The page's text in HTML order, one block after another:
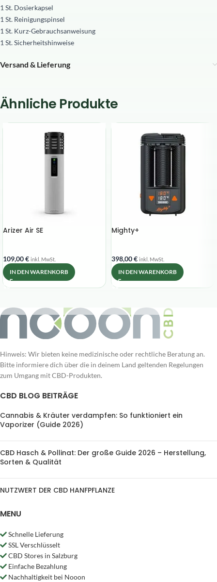
1 St. Dosierkapsel
1 St. Reinigungspinsel
1 St. Kurz-Gebrauchsanweisung
1 St. Sicherheitshinweise
Versand & Lieferung
Ähnliche Produkte
Arizer Air SE
109,00€ inkl. MwSt.
IN DEN WARENKORB
Mighty+
398,00€ inkl. MwSt.
IN DEN WARENKORB
Hinweis: Wir bieten keine medizinische oder rechtliche Beratung an.
Bitte informiere dich über die in deinem Land geltenden Regelungen
zum Umgang mit CBD-Produkten.
CBD BLOG BEITRÄGE
Cannabis & Kräuter verdampfen: So funktioniert ein
Vaporizer (Guide 2026)
CBD Hasch & Pollinat: Der große Guide 2026 – Herstellung,
Sorten & Qualität
NUTZWERT DER CBD HANFPFLANZE
MENU
Schnelle Lieferung
SSL Verschlüsselt
CBD Stores in Salzburg
Einfache Bezahlung
Nachhaltigkeit bei Nooon